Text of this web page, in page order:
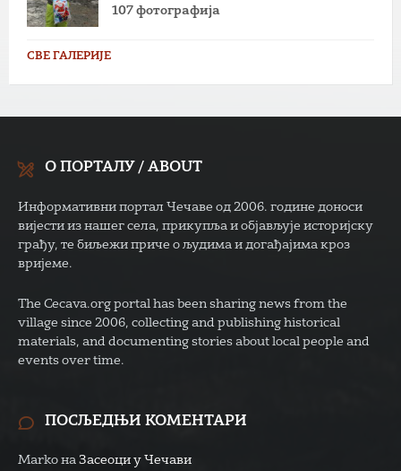
107 фотографија
СВЕ ГАЛЕРИЈЕ
О ПОРТАЛУ / ABOUT
Информативни портал Чечаве од 2006. године доноси
вијести из нашег села, прикупља и објављује историјску
грађу, те биљежи приче о људима и догађајима кроз
вријеме.
The Cecava.org portal has been sharing news from the
village since 2006, collecting and publishing historical
materials, and documenting stories about local people and
events over time.
ПОСЉЕДЊИ КОМЕНТАРИ
Marko на Засеоци у Чечави